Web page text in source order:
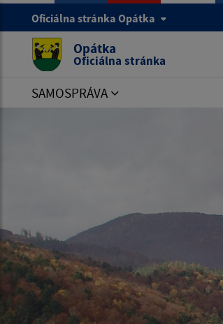
Oficiálna stránka Opátka
Opátka
Oficiálna stránka
SAMOSPRÁVA